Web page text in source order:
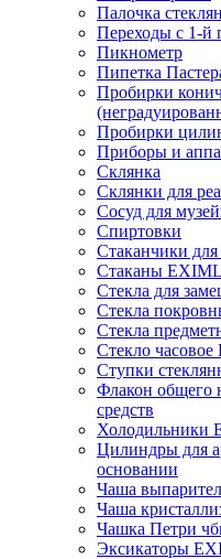
Палочка
Переходы с 1-й
Пикнометр
Пипетка
Пробирки
Пробирки
Приборы и
Склянка
Склянки для
Сосуд для
Спиртовки
Стаканчики
Стаканы
Стекла для
Стекла
Стекла
Стекло
Ступки
Флакон общего
средств
Холодильники
Цилиндры для
основании
Чаша
Чаша
Чашка Петри
Эксикаторы